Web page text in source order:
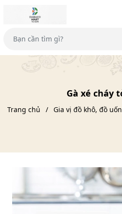
Gà xé cháy
Trang chủ Gia vị đồ khô, đồ